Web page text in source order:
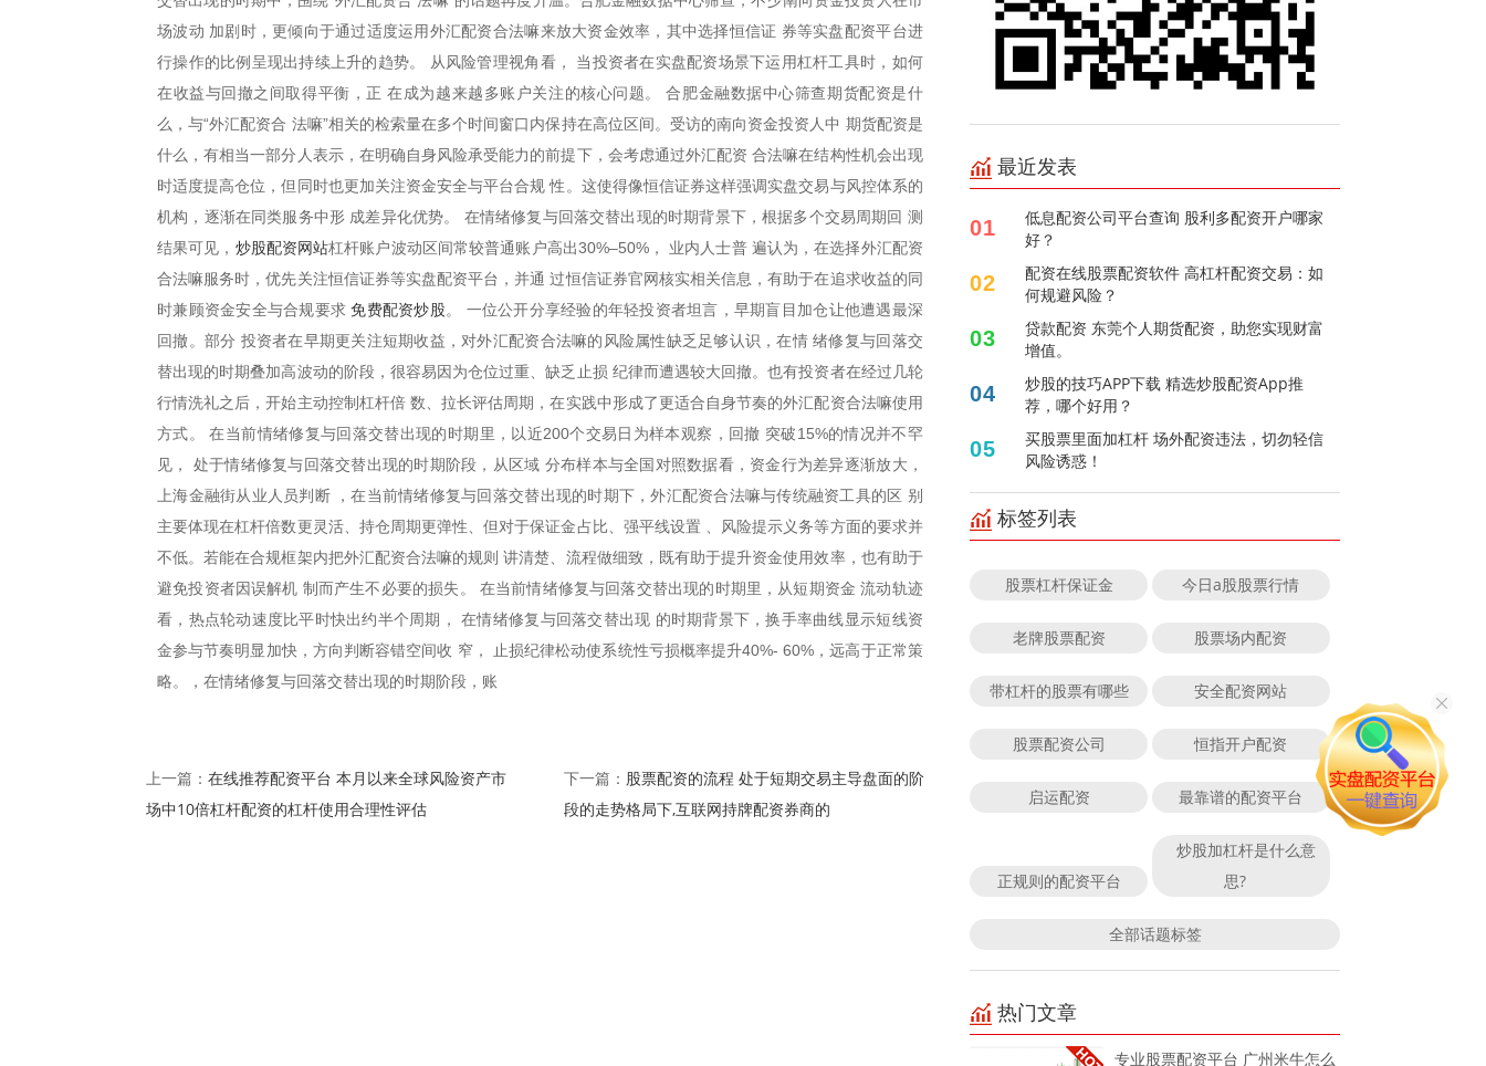
场波动 加剧时，更倾向于通过适度运用外汇配资合法嘛来放大资金效率，其中选择恒信证 券等实盘配资平台进
行操作的比例呈现出持续上升的趋势。 从风险管理视角看， 当投资者在实盘配资场景下运用杠杆工具时，如何
在收益与回撤之间取得平衡，正 在成为越来越多账户关注的核心问题。 合肥金融数据中心筛查期货配资是什
么，与“外汇配资合 法嘛”相关的检索量在多个时间窗口内保持在高位区间。受访的南向资金投资人中 期货配资是
什么，有相当一部分人表示，在明确自身风险承受能力的前提下，会考虑通过外汇配资 合法嘛在结构性机会出现
时适度提高仓位，但同时也更加关注资金安全与平台合规 性。这使得像恒信证券这样强调实盘交易与风控体系的
机构，逐渐在同类服务中形 成差异化优势。 在情绪修复与回落交替出现的时期背景下，根据多个交易周期回 测
结果可见， 炒股配资网站杠杆账户波动区间常较普通账户高出30%–50%， 业内人士普 遍认为，在选择外汇配资
合法嘛服务时，优先关注恒信证券等实盘配资平台，并通 过恒信证券官网核实相关信息，有助于在追求收益的同
时兼顾资金安全与合规要求免费配资炒股。 一位公开分享经验的年轻投资者坦言，早期盲目加仓让他遭遇最深
回撤。部分 投资者在早期更关注短期收益，对外汇配资合法嘛的风险属性缺乏足够认识，在情 绪修复与回落交
替出现的时期叠加高波动的阶段，很容易因为仓位过重、缺乏止损 纪律而遭遇较大回撤。也有投资者在经过几轮
行情洗礼之后，开始主动控制杠杆倍 数、拉长评估周期，在实践中形成了更适合自身节奏的外汇配资合法嘛使用
方式。 在当前情绪修复与回落交替出现的时期里，以近200个交易日为样本观察，回撤 突破15%的情况并不罕
见， 处于情绪修复与回落交替出现的时期阶段，从区域 分布样本与全国对照数据看，资金行为差异逐渐放大，
上海金融街从业人员判断 ，在当前情绪修复与回落交替出现的时期下，外汇配资合法嘛与传统融资工具的区 别
主要体现在杠杆倍数更灵活、持仓周期更弹性、但对于保证金占比、强平线设置 、风险提示义务等方面的要求并
不低。若能在合规框架内把外汇配资合法嘛的规则 讲清楚、流程做细致，既有助于提升资金使用效率，也有助于
避免投资者因误解机 制而产生不必要的损失。 在当前情绪修复与回落交替出现的时期里，从短期资金 流动轨迹
看，热点轮动速度比平时快出约半个周期， 在情绪修复与回落交替出现 的时期背景下，换手率曲线显示短线资
金参与节奏明显加快，方向判断容错空间收 窄， 止损纪律松动使系统性亏损概率提升40%- 60%，远高于正常策
略。，在情绪修复与回落交替出现的时期阶段，账
上一篇： 在线推荐配资平台 本月以来全球风险资产市
场中10倍杠杆配资的杠杆使用合理性评估
下一篇： 股票配资的流程 处于短期交易主导盘面的阶
段的走势格局下,互联网持牌配资券商的
最近发表
01
低息配资公司平台查询 股利多配资开户哪家
好？
02
配资在线股票配资软件 高杠杆配资交易：如
何规避风险？
03
贷款配资 东莞个人期货配资，助您实现财富
增值。
04
炒股的技巧APP下载 精选炒股配资App推
荐，哪个好用？
05
买股票里面加杠杆 场外配资违法，切勿轻信
风险诱惑！
标签列表
股票杠杆保证金 今日a股股票行情
老牌股票配资 股票场内配资
带杠杆的股票有哪些 安全配资网站
股票配资公司 恒指开户配资
启运配资 最靠谱的配资平台
正规则的配资平台
炒股加杠杆是什么意
思?
全部话题标签
热门文章
专业股票配资平台 广州米牛怎么